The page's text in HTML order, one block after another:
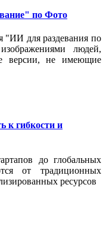
по Фото
"ИИ для раздевания по
людей,
версии, не имеющие
к гибкости и
до глобальных
от традиционных
ресурсов